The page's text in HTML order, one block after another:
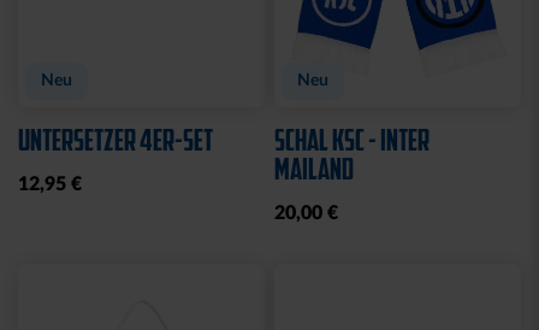
Neu
UNTERSETZER 4ER-SET
12,95 €
Neu
SCHAL KSC - INTER
MAILAND
20,00 €